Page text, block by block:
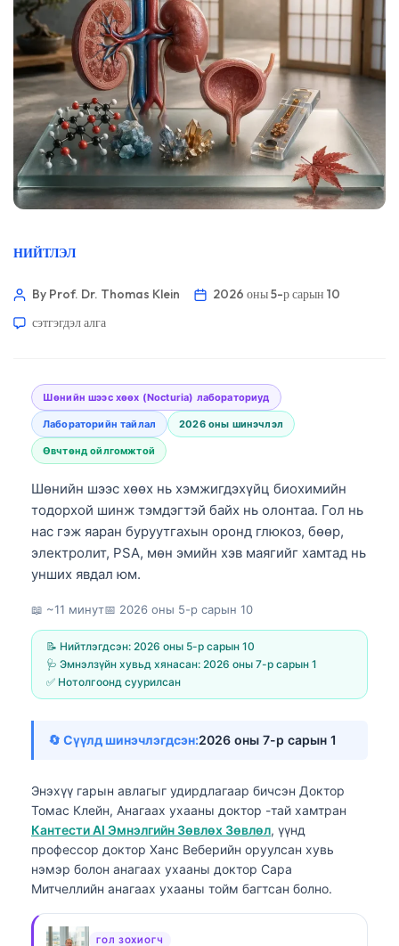
НИЙТЛЭЛ
By Prof. Dr. Thomas Klein
2026 оны 5-р сарын 10
сэтгэгдэл алга
Шөнийн шээс хөөх (Nocturia) лабораториуд
Лабораторийн тайлал 2026 оны шинэчлэл
Өвчтөнд ойлгомжтой
Шөнийн шээс хөөх нь хэмжигдэхүйц биохимийн
тодорхой шинж тэмдэгтэй байх нь олонтаа. Гол нь
нас гэж яаран буруутгахын оронд глюкоз, бөөр,
электролит, PSA, мөн эмийн хэв маягийг хамтад нь
унших явдал юм.
📖 ~11 минут📅 2026 оны 5-р сарын 10
📝 Нийтлэгдсэн: 2026 оны 5-р сарын 10
🩺 Эмнэлзүйн хувьд хянасан: 2026 оны 7-р сарын 1
✅ Нотолгоонд суурилсан
🔄 Сүүлд шинэчлэгдсэн:2026 оны 7-р сарын 1
Энэхүү гарын авлагыг удирдлагаар бичсэн Доктор
Томас Клейн, Анагаах ухааны доктор -тай хамтран
Кантести AI Эмнэлгийн Зөвлөх Зөвлөл, үүнд
профессор доктор Ханс Веберийн оруулсан хувь
нэмэр болон анагаах ухааны доктор Сара
Митчеллийн анагаах ухааны тойм багтсан болно.
ГОЛ ЗОХИОГЧ